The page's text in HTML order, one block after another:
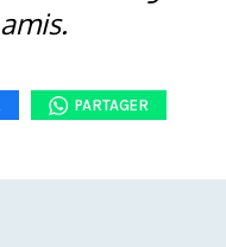
PARTAGER